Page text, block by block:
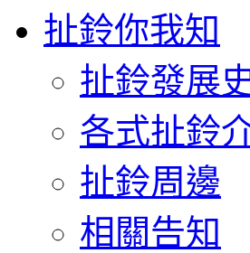
扯鈴你我知
扯鈴發展
各式扯鈴
扯鈴周邊
相關告知